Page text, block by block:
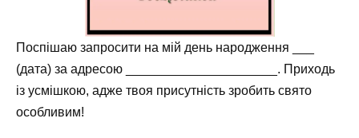
Поспішаю запросити на мій день народження ___
(дата) за адресою _____________________. Приходь
із усмішкою, адже твоя присутність зробить свято
особливим!